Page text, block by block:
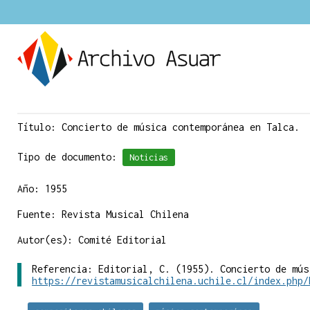
Título: Concierto de música contemporánea en Talca.
Tipo de documento: Noticias
Año: 1955
Fuente: Revista Musical Chilena
Autor(es): Comité Editorial
Referencia: Editorial, C. (1955). Concierto de
https://revistamusicalchilena.uchile.cl/index.php/